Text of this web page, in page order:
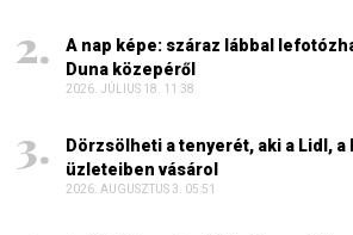
A nap képe: száraz lábbal
Duna közepéről
2026. JÚLIUS 18. 11:38
Dörzsölheti a tenyerét, aki a Lidl, a
üzleteiben vásárol
2026. AUGUSZTUS 3. 05:51